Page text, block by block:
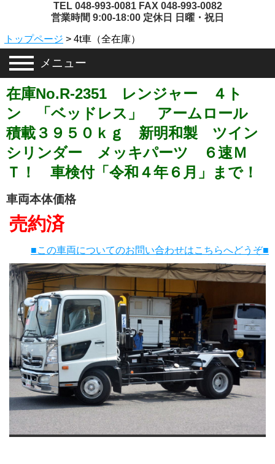
TEL 048-993-0081 FAX 048-993-0082
営業時間 9:00-18:00 定休日 日曜・祝日
トップページ > 4t車（全在庫）
メニュー
在庫No.R-2351 レンジャー ４ト
ン 「ベッドレス」 アームロール
積載３９５０ｋｇ 新明和製 ツイン
シリンダー メッキパーツ ６速Ｍ
Ｔ！ 車検付「令和４年６月」まで！
車両本体価格
売約済
■この車両についてのお問い合わせはこちらへどうぞ■